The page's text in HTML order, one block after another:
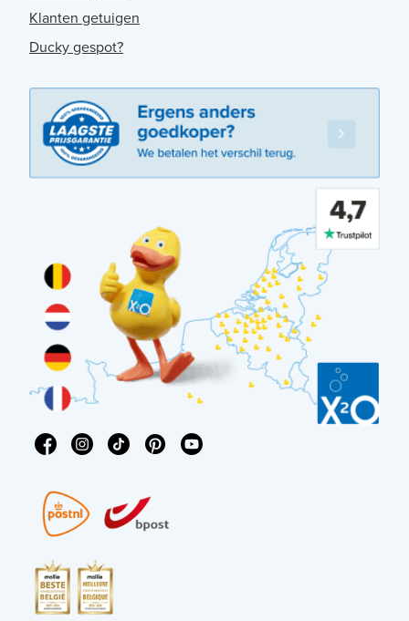
Klanten getuigen
Ducky gespot?